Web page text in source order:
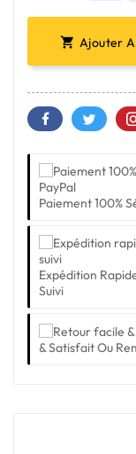
 Ajouter
Paiement 100%
Expédition
Suivi
& Satisfait Ou